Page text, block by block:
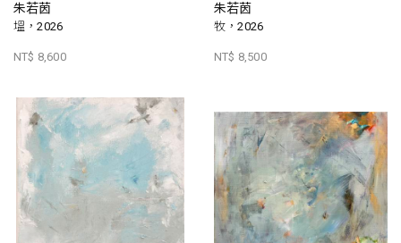
朱若茵
塭，2026
NT$ 8,600
朱若茵
牧，2026
NT$ 8,500